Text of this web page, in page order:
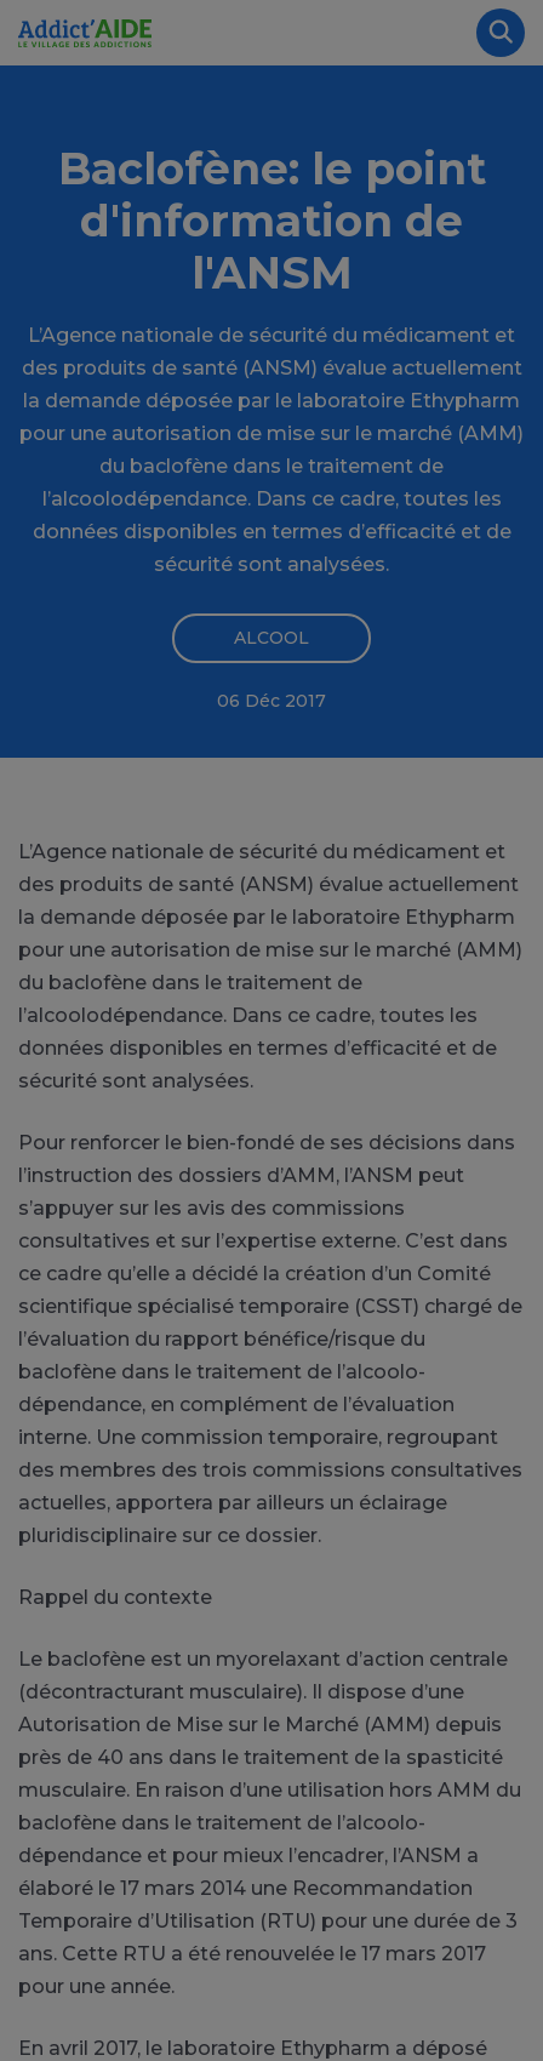
Aller au contenu principal
Baclofène: le point
d'information de
l'ANSM
L’Agence nationale de sécurité du médicament et
des produits de santé (ANSM) évalue actuellement
la demande déposée par le laboratoire Ethypharm
pour une autorisation de mise sur le marché (AMM)
du baclofène dans le traitement de
l’alcoolodépendance. Dans ce cadre, toutes les
données disponibles en termes d’efficacité et de
sécurité sont analysées.
ALCOOL
06 Déc 2017
L’Agence nationale de sécurité du médicament et
des produits de santé (ANSM) évalue actuellement
la demande déposée par le laboratoire Ethypharm
pour une autorisation de mise sur le marché (AMM)
du baclofène dans le traitement de
l’alcoolodépendance. Dans ce cadre, toutes les
données disponibles en termes d’efficacité et de
sécurité sont analysées.
Pour renforcer le bien-fondé de ses décisions dans
l’instruction des dossiers d’AMM, l’ANSM peut
s’appuyer sur les avis des commissions
consultatives et sur l’expertise externe. C’est dans
ce cadre qu’elle a décidé la création d’un Comité
scientifique spécialisé temporaire (CSST) chargé de
l’évaluation du rapport bénéfice/risque du
baclofène dans le traitement de l’alcoolo-
dépendance, en complément de l’évaluation
interne. Une commission temporaire, regroupant
des membres des trois commissions consultatives
actuelles, apportera par ailleurs un éclairage
pluridisciplinaire sur ce dossier.
Rappel du contexte
Le baclofène est un myorelaxant d’action centrale
(décontracturant musculaire). Il dispose d’une
Autorisation de Mise sur le Marché (AMM) depuis
près de 40 ans dans le traitement de la spasticité
musculaire. En raison d’une utilisation hors AMM du
baclofène dans le traitement de l’alcoolo-
dépendance et pour mieux l’encadrer, l’ANSM a
élaboré le 17 mars 2014 une Recommandation
Temporaire d’Utilisation (RTU) pour une durée de 3
ans. Cette RTU a été renouvelée le 17 mars 2017
pour une année.
En avril 2017, le laboratoire Ethypharm a déposé
Panneau de gestion des cookies